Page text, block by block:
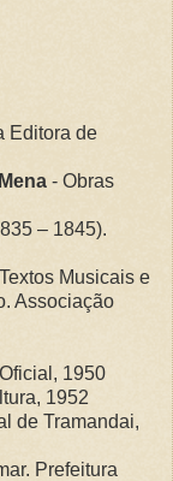
Editora de
- Obras
– 1845).
Musicais e
Associação
1950
1952
de Tramandai,
Prefeitura